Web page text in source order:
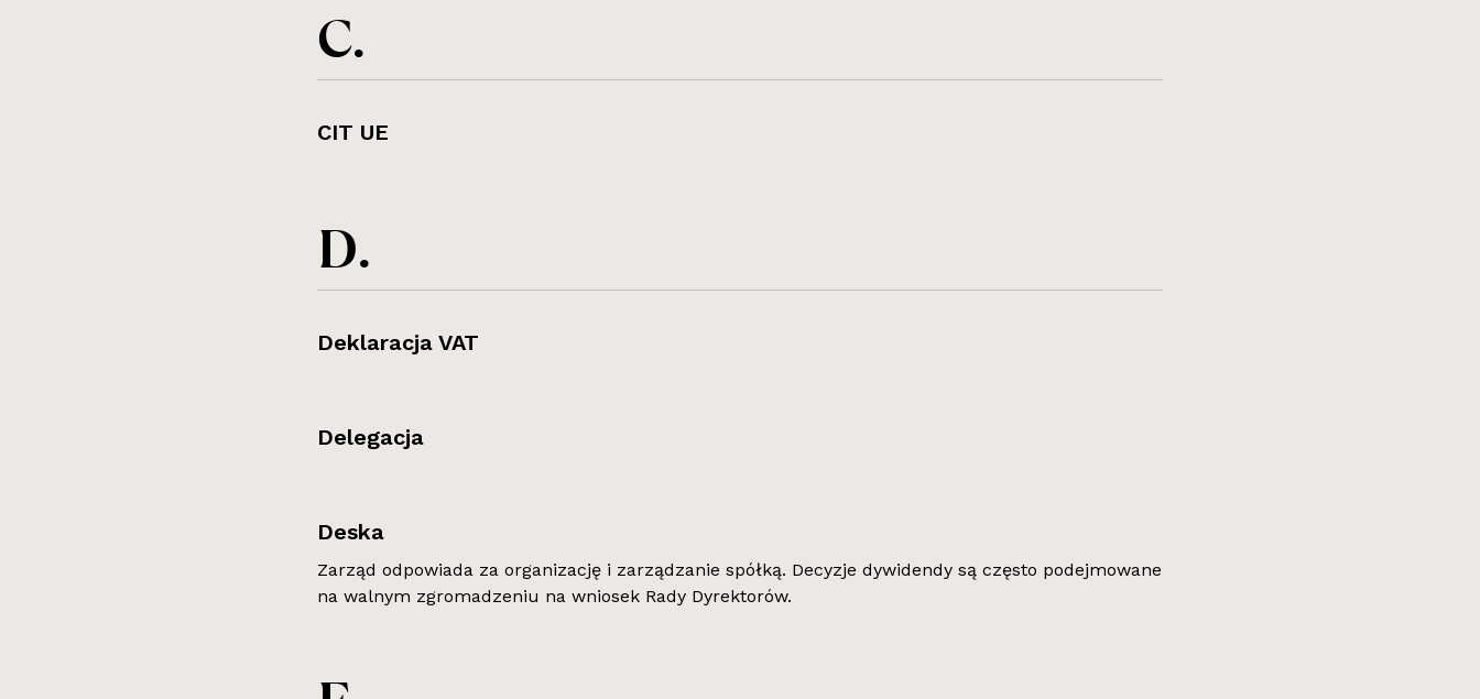
C.
CIT UE
D.
Deklaracja VAT
Delegacja
Deska
Zarząd odpowiada za organizację i zarządzanie spółką. Decyzje dywidendy są często podejmowane
na walnym zgromadzeniu na wniosek Rady Dyrektorów.